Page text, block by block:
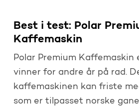
Best i test: Polar
Kaffemaskin
Polar Premium Kaffemaskin
vinner for andre år på rad.
kaffemaskinen kan friste
som er tilpasset norske